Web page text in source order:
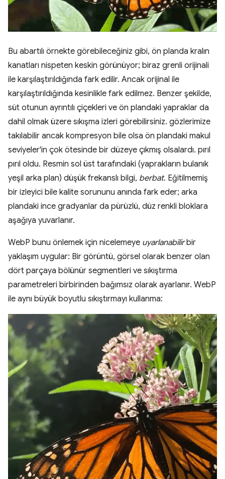
Bu abartılı örnekte görebileceğiniz gibi, ön planda kralın
kanatları nispeten keskin görünüyor; biraz grenli orijinali
ile karşılaştırıldığında fark edilir. Ancak orijinal ile
karşılaştırıldığında kesinlikle fark edilmez. Benzer şekilde,
süt otunun ayrıntılı çiçekleri ve ön plandaki yapraklar da
dahil olmak üzere sıkışma izleri görebilirsiniz. gözlerimize
takılabilir ancak kompresyon bile olsa ön plandaki makul
seviyeler'in çok ötesinde bir düzeye çıkmış olsalardı. pırıl
pırıl oldu. Resmin sol üst tarafındaki (yaprakların bulanık
yeşil arka plan) düşük frekanslı bilgi, berbat. Eğitilmemiş
bir izleyici bile kalite sorununu anında fark eder; arka
plandaki ince gradyanlar da pürüzlü, düz renkli bloklara
aşağıya yuvarlanır.
WebP bunu önlemek için nicelemeye uyarlanabilirbir
yaklaşım uygular: Bir görüntü, görsel olarak benzer olan
dört parçaya bölünür segmentleri ve sıkıştırma
parametreleri birbirinden bağımsız olarak ayarlanır. WebP
ile aynı büyük boyutlu sıkıştırmayı kullanma: